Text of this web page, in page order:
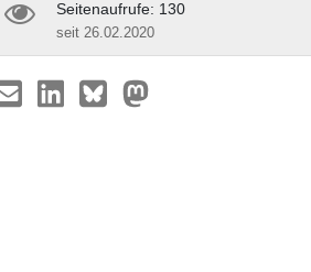
Seitenaufrufe: 130
seit 26.02.2020